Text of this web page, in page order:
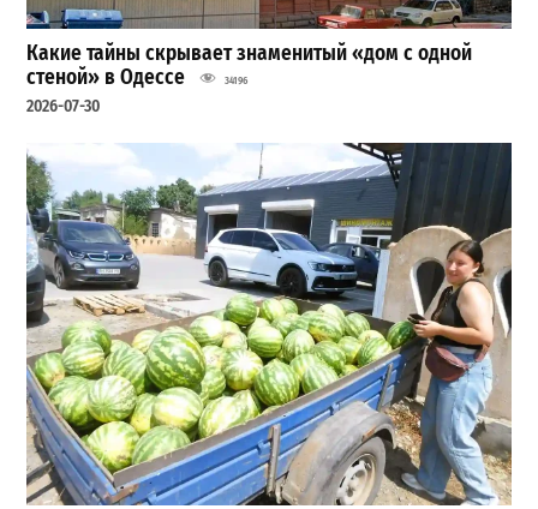
Какие тайны скрывает знаменитый «дом с одной
стеной» в Одессе
34196
2026-07-30